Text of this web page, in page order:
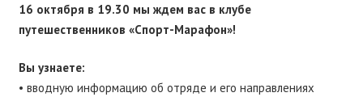
16 октября в 19.30 мы ждем вас в клубе
путешественников «Спорт-Марафон»!
Вы узнаете:
• вводную информацию об отряде и его направлениях